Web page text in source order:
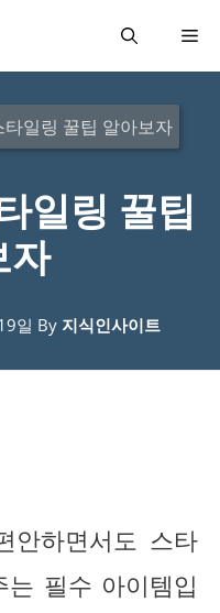
메
일링 꿀팁 알아보자
일링 꿀팁
자
일 By 지식인사이트
안하면서도 스타
필수 아이템입